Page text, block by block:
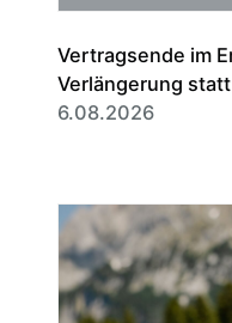
Vertragsende im
Verlängerung
Regel
6.08.2026